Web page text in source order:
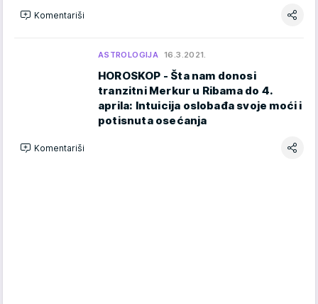
Komentariši
ASTROLOGIJA 16.3.2021.
HOROSKOP - Šta nam donosi
tranzitni Merkur u Ribama do 4.
aprila: Intuicija oslobađa svoje moći i
potisnuta osećanja
Komentariši